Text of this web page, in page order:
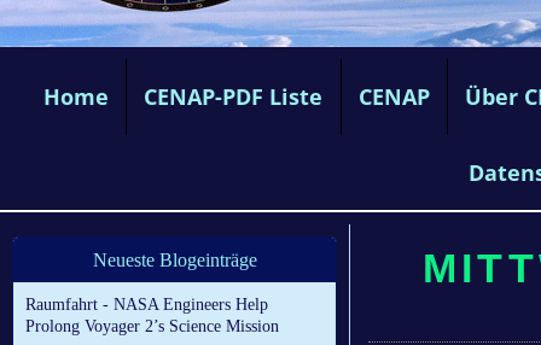
Home CENAP-PDF Liste CENAP Über
Neueste Blogeinträge
Raumfahrt - NASA Engineers Help
Prolong Voyager 2’s Science Mission